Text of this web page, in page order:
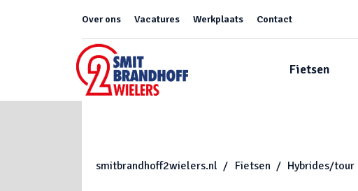
Over ons Vacatures Werkplaats Contact
Fietsen
smitbrandhoff2wielers.nl Fietsen Hybrides/tour